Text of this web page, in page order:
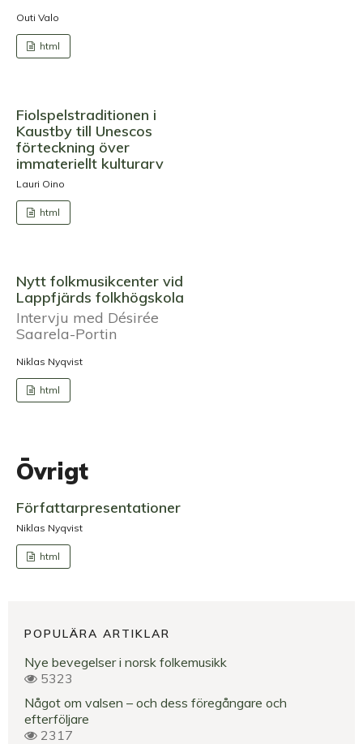
Outi Valo
html
Fiolspelstraditionen i
Kaustby till Unescos
förteckning över
immateriellt kulturarv
Lauri Oino
html
Nytt folkmusikcenter vid
Lappfjärds folkhögskola
Intervju med Désirée
Saarela-Portin
Niklas Nyqvist
html
Övrigt
Författarpresentationer
Niklas Nyqvist
html
POPULÄRA ARTIKLAR
Nye bevegelser i norsk folkemusikk
5323
Något om valsen – och dess föregångare och
efterföljare
2317